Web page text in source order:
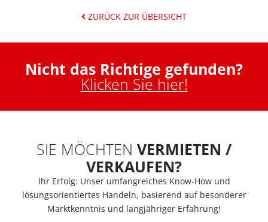
ZURÜCK ZUR ÜBERSICHT
Nicht das Richtige gefunden?
Klicken Sie hier!
SIE MÖCHTEN VERMIETEN /
VERKAUFEN?
Ihr Erfolg: Unser umfangreiches Know-How und
lösungsorientiertes Handeln, basierend auf besonderer
Marktkenntnis und langjähriger Erfahrung!